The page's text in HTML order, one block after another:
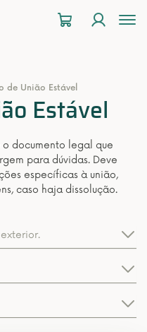
de União Estável
Estável
documento legal que
para dúvidas. Deve
específicas à união,
caso haja dissolução.